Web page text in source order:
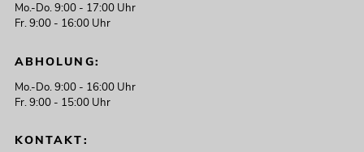
Mo.-Do. 9:00 - 17:00 Uhr
Fr. 9:00 - 16:00 Uhr
ABHOLUNG:
Mo.-Do. 9:00 - 16:00 Uhr
Fr. 9:00 - 15:00 Uhr
KONTAKT: